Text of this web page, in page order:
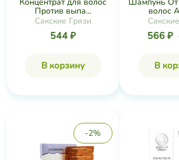
Против выпа...
Сакские Грязи
544 ₽
В корзину
волос
566 ₽
В
-2%